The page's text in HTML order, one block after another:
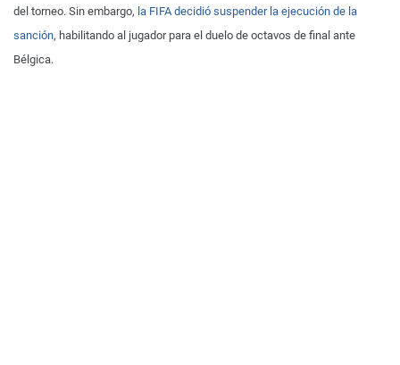
del torneo. Sin embargo, la FIFA decidió suspender la ejecución de la
sanción, habilitando al jugador para el duelo de octavos de final ante
Bélgica.